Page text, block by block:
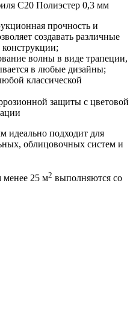
С20 Полиэстер 0,3 мм
прочность и
создавать различные
волны в виде трапеции,
в любые дизайны;
классической
защиты с цветовой
идеально подходит для
облицовочных систем и
менее 25 м2 выполняются со